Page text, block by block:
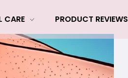
CARE PRODUCT REVIEWS